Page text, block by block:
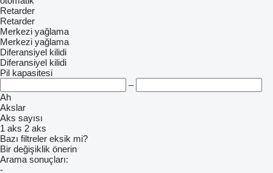
Retarder
Retarder
Merkezi yağlama
Merkezi yağlama
Diferansiyel kilidi
Diferansiyel kilidi
Pil kapasitesi
–
Ah
Akslar
Aks sayısı
1 aks 2 aks
Bazı filtreler eksik mi?
Bir değişiklik önerin
Arama sonuçları:
-